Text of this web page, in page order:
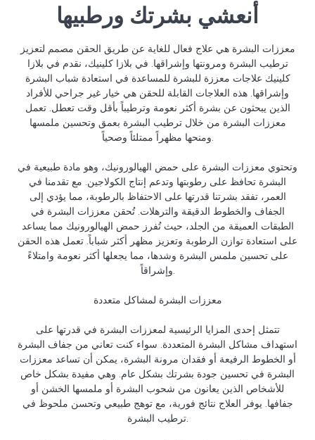
أنعشي بشرتك ورطبيها
معززات البشرة هي علاج فعال للغاية عن طريق الحقن مصمم لتعزيز
ترطيب البشرة ومرونتها وإشراقها. في بلازا كلينيك، نقدم في بلازا
كلينيك علاجات معززة للبشرة للمساعدة في استعادة شباب البشرة
وإشراقها. هذه العلاجات القابلة للحقن هي خيار غير جراحي للأفراد
الذين يبحثون عن بشرة أكثر نعومة وترطيباً بأقل وقت تعطل. تعمل
معززات البشرة من خلال ترطيب البشرة بعمق وتحسين ملمسها
ومنحها مظهراً ممتلئاً وصحياً.
وتحتوي معززات البشرة على حمض الهيالورونيك، وهو مادة طبيعية في
البشرة تحافظ على رطوبتها وتدعم إنتاج الكولاجين. مع تقدمنا في
العمر، تفقد بشرتنا قدرتها على الاحتفاظ بالرطوبة، مما يؤدي إلى
الجفاف والخطوط الدقيقة والترهلات. تُحقن معززات البشرة في
الطبقات العميقة من الجلد، حيث تُفرز حمض الهيالورونيك مما يساعد
على استعادة توازن الرطوبة وتعزيز مظهر أكثر شباباً. تعمل هذه الحقن
على تحسين ملمس البشرة وشدها، مما يجعلها أكثر نعومة وامتلاءً
وإشراقاً.
معززات البشرة لمشاكل متعددة
تتمثل إحدى المزايا الرئيسية لمعززات البشرة في قدرتها على
استهداف مشاكل البشرة المتعددة. سواء كنت تعاني من جفاف البشرة
أو الخطوط الرفيعة أو فقدان مرونة البشرة، يمكن أن تساعد معززات
البشرة في تحسين جودة بشرتك بشكل عام. وهي مفيدة بشكل خاص
للأشخاص الذين يعانون من شحوب البشرة أو ملمسها الخشن أو
جفافها. يوفر العلاج نتائج فورية، مع توهج طبيعي وتحسن ملحوظ في
ترطيب البشرة.